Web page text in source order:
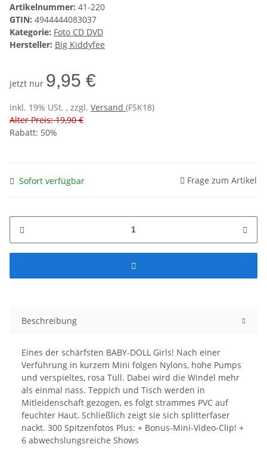
Artikelnummer: 41-220
GTIN: 4944444083037
Kategorie: Foto CD DVD
Hersteller: Big Kiddyfee
jetzt nur 9,95 €
inkl. 19% USt. , zzgl. Versand (FSK18)
Alter Preis: 19,90 €
Rabatt: 50%
Sofort verfügbar Frage zum Artikel
Beschreibung
Eines der schärfsten BABY-DOLL Girls! Nach einer
Verführung in kurzem Mini folgen Nylons, hohe Pumps
und verspieltes, rosa Tüll. Dabei wird die Windel mehr
als einmal nass. Teppich und Tisch werden in
Mitleidenschaft gezogen, es folgt strammes PVC auf
feuchter Haut. Schließlich zeigt sie sich splitterfaser
nackt. 300 Spitzenfotos Plus: + Bonus-Mini-Video-Clip! +
6 abwechslungsreiche Shows